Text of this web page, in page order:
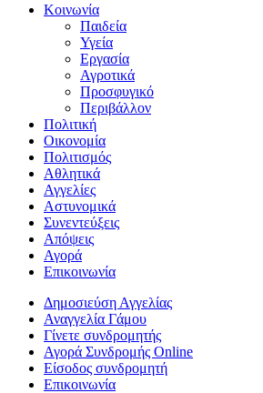
Κοινωνία
Παιδεία
Υγεία
Εργασία
Αγροτικά
Προσφυγικό
Περιβάλλον
Πολιτική
Οικονομία
Πολιτισμός
Αθλητικά
Αγγελίες
Αστυνομικά
Συνεντεύξεις
Απόψεις
Αγορά
Επικοινωνία
Δημοσιεύση Αγγελίας
Αναγγελία Γάμου
Γίνετε συνδρομητής
Αγορά Συνδρομής Online
Είσοδος συνδρομητή
Επικοινωνία